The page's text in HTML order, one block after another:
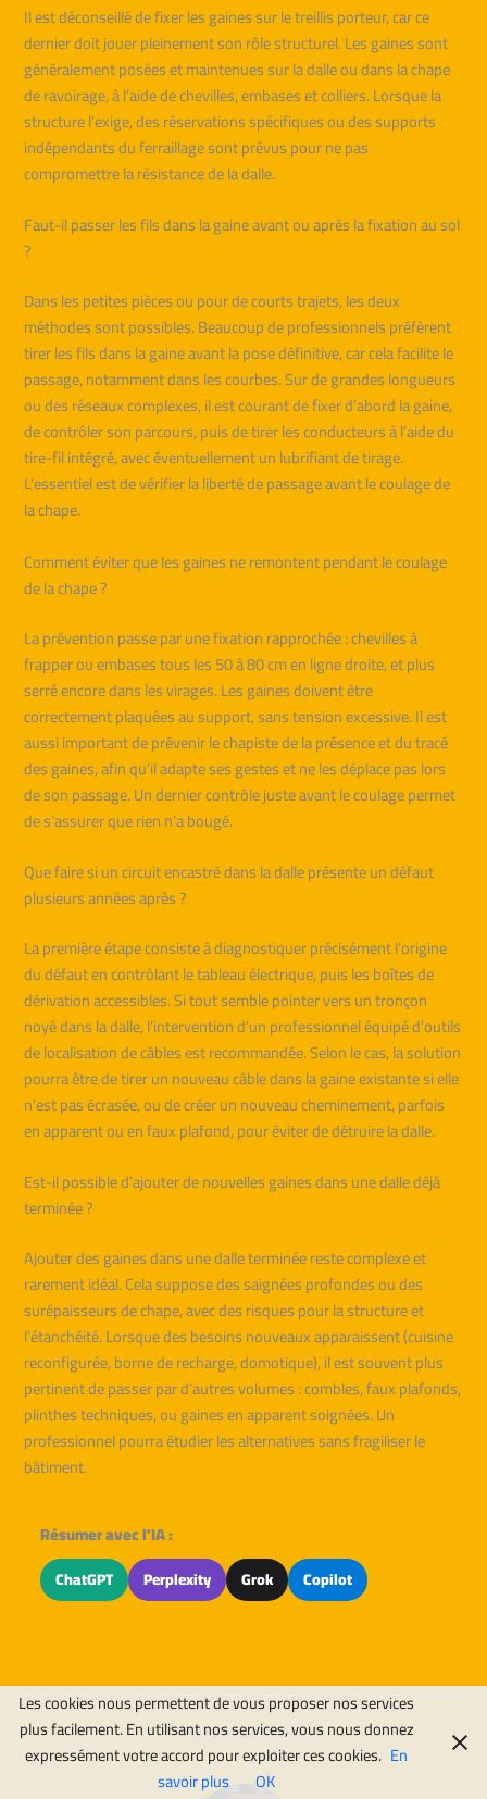
Il est déconseillé de fixer les gaines sur le treillis porteur, car ce
dernier doit jouer pleinement son rôle structurel. Les gaines sont
généralement posées et maintenues sur la dalle ou dans la chape
de ravoirage, à l’aide de chevilles, embases et colliers. Lorsque la
structure l’exige, des réservations spécifiques ou des supports
indépendants du ferraillage sont prévus pour ne pas
compromettre la résistance de la dalle.
Faut-il passer les fils dans la gaine avant ou après la fixation au sol
?
Dans les petites pièces ou pour de courts trajets, les deux
méthodes sont possibles. Beaucoup de professionnels préfèrent
tirer les fils dans la gaine avant la pose définitive, car cela facilite le
passage, notamment dans les courbes. Sur de grandes longueurs
ou des réseaux complexes, il est courant de fixer d’abord la gaine,
de contrôler son parcours, puis de tirer les conducteurs à l’aide du
tire-fil intégré, avec éventuellement un lubrifiant de tirage.
L’essentiel est de vérifier la liberté de passage avant le coulage de
la chape.
Comment éviter que les gaines ne remontent pendant le coulage
de la chape ?
La prévention passe par une fixation rapprochée : chevilles à
frapper ou embases tous les 50 à 80 cm en ligne droite, et plus
serré encore dans les virages. Les gaines doivent être
correctement plaquées au support, sans tension excessive. Il est
aussi important de prévenir le chapiste de la présence et du tracé
des gaines, afin qu’il adapte ses gestes et ne les déplace pas lors
de son passage. Un dernier contrôle juste avant le coulage permet
de s’assurer que rien n’a bougé.
Que faire si un circuit encastré dans la dalle présente un défaut
plusieurs années après ?
La première étape consiste à diagnostiquer précisément l’origine
du défaut en contrôlant le tableau électrique, puis les boîtes de
dérivation accessibles. Si tout semble pointer vers un tronçon
noyé dans la dalle, l’intervention d’un professionnel équipé d’outils
de localisation de câbles est recommandée. Selon le cas, la solution
pourra être de tirer un nouveau câble dans la gaine existante si elle
n’est pas écrasée, ou de créer un nouveau cheminement, parfois
en apparent ou en faux plafond, pour éviter de détruire la dalle.
Est-il possible d’ajouter de nouvelles gaines dans une dalle déjà
terminée ?
Ajouter des gaines dans une dalle terminée reste complexe et
rarement idéal. Cela suppose des saignées profondes ou des
surépaisseurs de chape, avec des risques pour la structure et
l’étanchéité. Lorsque des besoins nouveaux apparaissent (cuisine
reconfigurée, borne de recharge, domotique), il est souvent plus
pertinent de passer par d’autres volumes : combles, faux plafonds,
plinthes techniques, ou gaines en apparent soignées. Un
professionnel pourra étudier les alternatives sans fragiliser le
bâtiment.
Résumer avec l'IA :
ChatGPT Perplexity Grok Copilot
À propos de l'auteur
Les cookies nous permettent de vous proposer nos services
plus facilement. En utilisant nos services, vous nous donnez
expressément votre accord pour exploiter ces cookies. En
savoir plus
OK